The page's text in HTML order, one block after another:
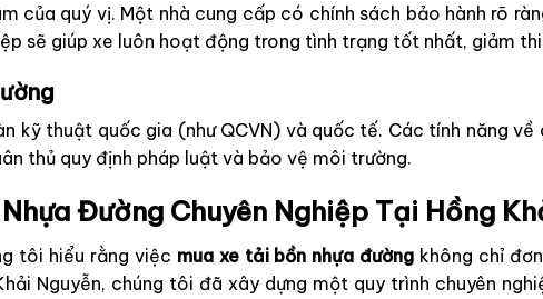
của quý vị. Một nhà cung cấp có chính sách bảo hành rõ
sẽ giúp xe luôn hoạt động trong tình trạng tốt nhất, giảm
kỹ thuật quốc gia (như QCVN) và quốc tế. Các tính năng
thủ quy định pháp luật và bảo vệ môi trường.
Đường Chuyên Nghiệp Tại Hồng
tôi hiểu rằng việc mua xe tải bồn nhựa đường không chỉ
Nguyễn, chúng tôi đã xây dựng một quy trình chuyên